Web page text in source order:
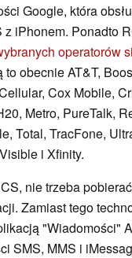
Google, która
z iPhonem. Ponadto
operatorów
obecnie AT&T,
Cox Mobile,
Metro, PureTalk,
Total, TracFone,
i Xfinity.
nie trzeba
Zamiast tego
"Wiadomości"
SMS, MMS i